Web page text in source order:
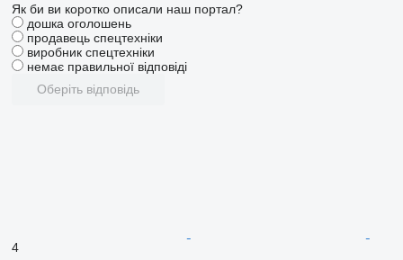
Як би ви коротко описали наш портал?
дошка оголошень
продавець спецтехніки
виробник спецтехніки
немає правильної відповіді
Оберіть відповідь
4